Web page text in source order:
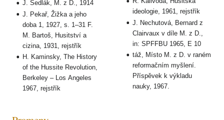
J. Sedlák, M. z D., 1914
J. Pekař, Žižka a jeho
doba 1, 1927, s. 1–31 F.
M. Bartoš, Husitství a
cizina, 1931, rejstřík
H. Kaminsky, The History
of the Hussite Revolution,
Berkeley – Los Angeles
1967, rejstřík
ideologie, 1961, rejstřík
J. Nechutová, Bernard z
Clairvaux v díle M. z D.,
in: SPFFBU 1965, E 10
táž, Místo M. z D. v raném
reformačním myšlení.
Příspěvek k výkladu
nauky, 1967.